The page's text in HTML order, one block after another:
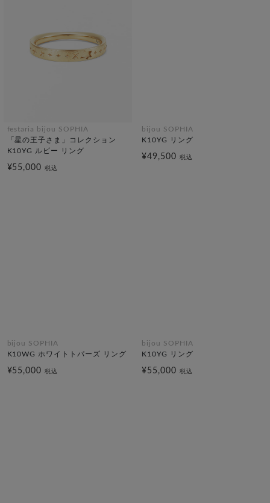
festaria bijou SOPHIA
「星の王子さま」コレクション
K10YG ルビー リング
¥55,000税込
bijou SOPHIA
K10YG リング
¥49,500 税込
bijou SOPHIA
K10WG ホワイトトパーズ リング
¥55,000税込
bijou SOPHIA
K10YG リング
¥55,000 税込